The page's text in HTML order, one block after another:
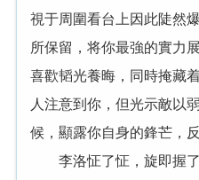
視于周圍看台上因此陡然
所保留，将你最強的實力
喜歡韬光養晦，同時掩藏
人注意到你，但光示敵以
候，顯露你自身的鋒芒，
李洛怔了怔，旋即握了